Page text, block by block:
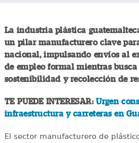
La industria plástica
un pilar manufacturero clave
nacional, impulsando envíos al
de empleo formal mientras busca
sostenibilidad y recolección de
TE PUEDE INTERESAR:Urgen
infraestructura y carreteras en
El sector manufacturero de